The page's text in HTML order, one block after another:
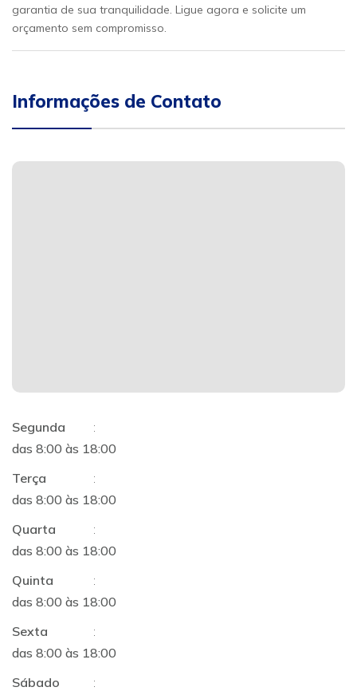
garantia de sua tranquilidade. Ligue agora e solicite um
orçamento sem compromisso.
Informações de Contato
Segunda
:
das 8:00 às 18:00
Terça
:
das 8:00 às 18:00
Quarta
:
das 8:00 às 18:00
Quinta
:
das 8:00 às 18:00
Sexta
:
das 8:00 às 18:00
Sábado
: